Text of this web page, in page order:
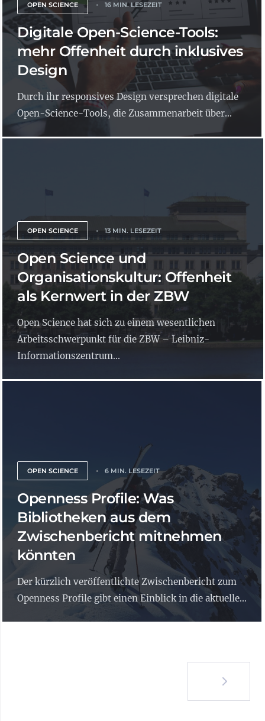
OPEN SCIENCE 16 MIN. LESEZEIT
Digitale Open-Science-Tools:
mehr Offenheit durch inklusives
Design
Durch ihr responsives Design versprechen digitale
Open-Science-Tools, die Zusammenarbeit über...
OPEN SCIENCE 13 MIN. LESEZEIT
Open Science und
Organisationskultur: Offenheit
als Kernwert in der ZBW
Open Science hat sich zu einem wesentlichen
Arbeitsschwerpunkt für die ZBW – Leibniz-
Informationszentrum...
OPEN SCIENCE 6 MIN. LESEZEIT
Openness Profile: Was
Bibliotheken aus dem
Zwischenbericht mitnehmen
könnten
Der kürzlich veröffentlichte Zwischenbericht zum
Openness Profile gibt einen Einblick in die aktuelle...